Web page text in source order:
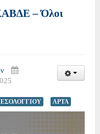
– Όλοι
ΑΡΤΑ